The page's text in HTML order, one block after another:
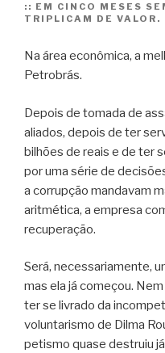
:: EM CINCO MESES
TRIPLICAM DE VALOR.
Na área econômica, a
Petrobrás.
Depois de tomada de
aliados, depois de ter
bilhões de reais e de ter
por uma série de
a corrupção mandavam
aritmética, a empresa
recuperação.
Será, necessariamente,
mas ela já começou.
ter se livrado da
voluntarismo de Dilma
petismo quase destruiu